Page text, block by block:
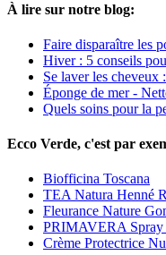
À lire sur notre blog:
Faire disparaître les
Hiver : 5 conseils
Se laver les cheveux
Éponge de mer -
Quels soins pour la
Ecco Verde, c'est par
Biofficina Toscana
TEA Natura Henné
Fleurance Nature
PRIMAVERA Spray
Crème Protectrice